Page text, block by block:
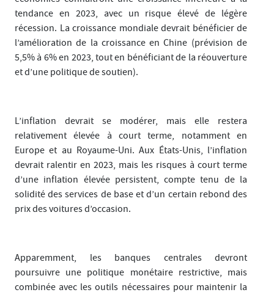
tendance en 2023, avec un risque élevé de légère
récession. La croissance mondiale devrait bénéficier de
l’amélioration de la croissance en Chine (prévision de
5,5% à 6% en 2023, tout en bénéficiant de la réouverture
et d’une politique de soutien).
L’inflation devrait se modérer, mais elle restera
relativement élevée à court terme, notamment en
Europe et au Royaume-Uni. Aux États-Unis, l’inflation
devrait ralentir en 2023, mais les risques à court terme
d’une inflation élevée persistent, compte tenu de la
solidité des services de base et d’un certain rebond des
prix des voitures d’occasion.
Apparemment, les banques centrales devront
poursuivre une politique monétaire restrictive, mais
combinée avec les outils nécessaires pour maintenir la